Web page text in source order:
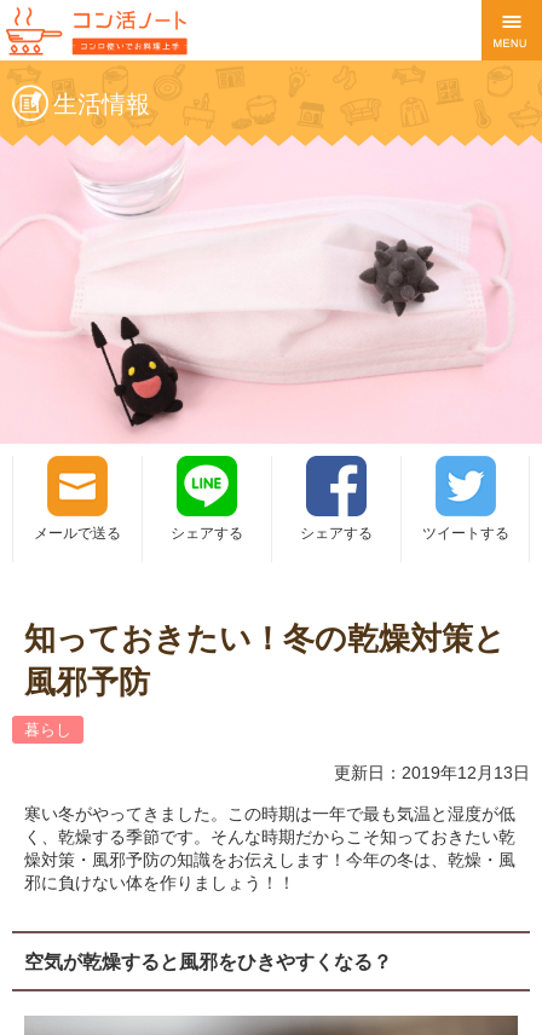
生活情報
メールで送る シェアする シェアする ツイートする
知っておきたい！冬の乾燥対策と
風邪予防
暮らし
更新日：2019年12月13日
寒い冬がやってきました。この時期は一年で最も気温と湿度が低
く、乾燥する季節です。そんな時期だからこそ知っておきたい乾
燥対策・風邪予防の知識をお伝えします！今年の冬は、乾燥・風
邪に負けない体を作りましょう！！
空気が乾燥すると風邪をひきやすくなる？